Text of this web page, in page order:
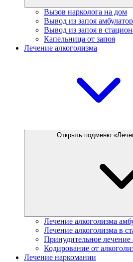
Вызов нарколога на дом
Вывод из запоя
Вывод из запоя в
Капельница от запоя
Лечение алкоголизма
Открыть подменю
Лечение алкоголизма
Лечение алкоголизма в
Принудительное лечение
Кодирование от
Лечение наркомании